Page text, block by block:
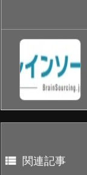
 関連記事